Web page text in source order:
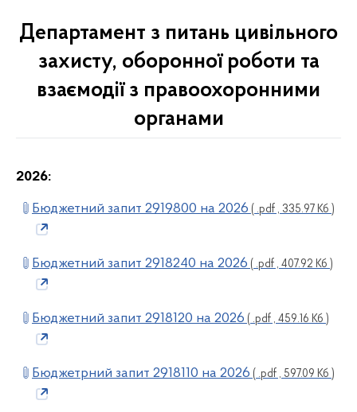
Департамент з питань цивільного
захисту, оборонної роботи та
взаємодії з правоохоронними
органами
2026:
Бюджетний запит 2919800 на 2026 ( .pdf , 335.97 Кб )
Бюджетний запит 2918240 на 2026 ( .pdf , 407.92 Кб )
Бюджетний запит 2918120 на 2026 ( .pdf , 459.16 Кб )
Бюджетрний запит 2918110 на 2026 ( .pdf , 597.09 Кб )